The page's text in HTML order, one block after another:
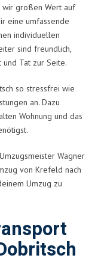
wir großen Wert auf
eine umfassende
individuellen
sind freundlich,
Tat zur Seite.
so stressfrei wie
an. Dazu
Wohnung und das
Wagner
von Krefeld nach
Umzug zu